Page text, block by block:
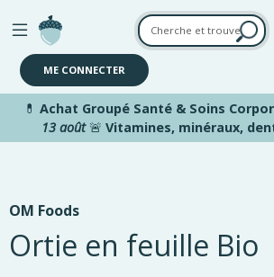
Aller au contenu principal
ME CONNECTER
💊 Achat Groupé Santé & Soins
13 août🚨 Vitamines, minéraux,
OM Foods
Ortie en feuille Bio